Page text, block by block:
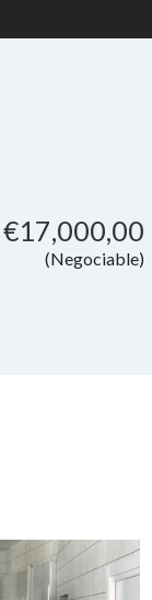
€17,000,00
(Negociable)